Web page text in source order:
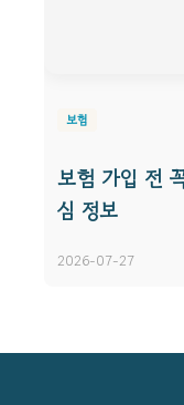
보험
보험 가입 전
심 정보
2026-07-27